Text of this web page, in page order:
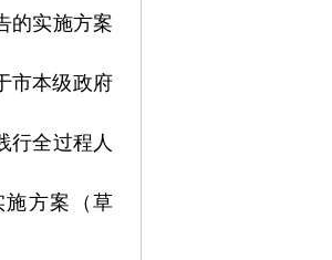
的实施方案
市本级政府
行全过程人
施方案（草